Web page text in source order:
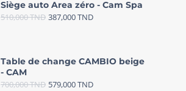
Siège auto Area zéro - Cam Spa
510,000TND 387,000TND
Table de change CAMBIO beige
- CAM
700,000TND 579,000TND